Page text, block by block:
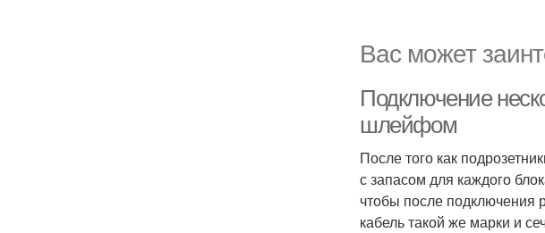
Вас может
Подключение
шлейфом
После того как
с запасом для каждого
чтобы после подключения
кабель такой же марки и